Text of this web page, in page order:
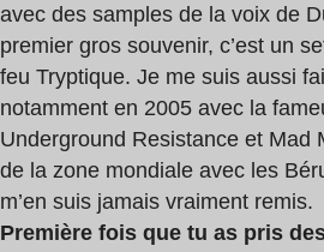
avec des samples de la voix de
premier gros souvenir, c’est un
feu Tryptique. Je me suis aussi
notamment en 2005 avec la
Underground Resistance et Mad
de la zone mondiale avec les
m’en suis jamais vraiment remis.
Première fois que tu as pris